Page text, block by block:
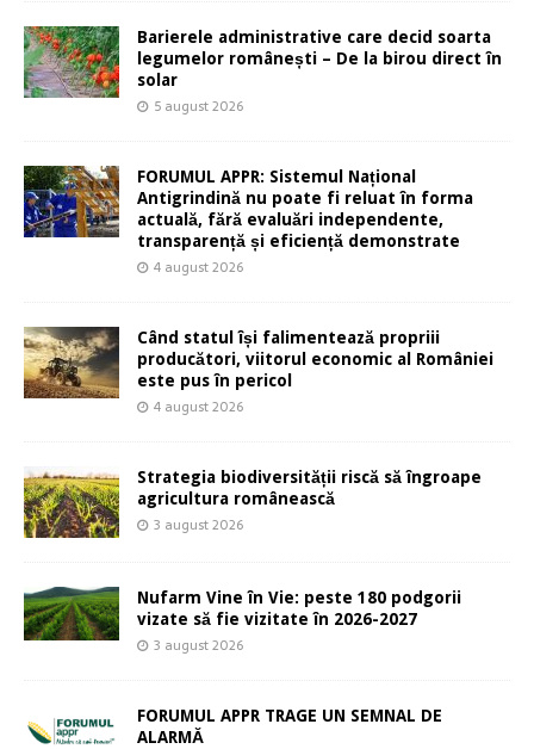
Barierele administrative care decid soarta
legumelor românești – De la birou direct în
solar
5 august 2026
FORUMUL APPR: Sistemul Național
Antigrindină nu poate fi reluat în forma
actuală, fără evaluări independente,
transparență și eficiență demonstrate
4 august 2026
Când statul își falimentează propriii
producători, viitorul economic al României
este pus în pericol
4 august 2026
Strategia biodiversității riscă să îngroape
agricultura românească
3 august 2026
Nufarm Vine în Vie: peste 180 podgorii
vizate să fie vizitate în 2026-2027
3 august 2026
FORUMUL APPR TRAGE UN SEMNAL DE
ALARMĂ